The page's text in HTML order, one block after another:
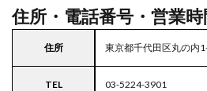
城石
井
住所・電話番号・営業時
住所 東京都千代田区丸の内
TEL 03-5224-3901